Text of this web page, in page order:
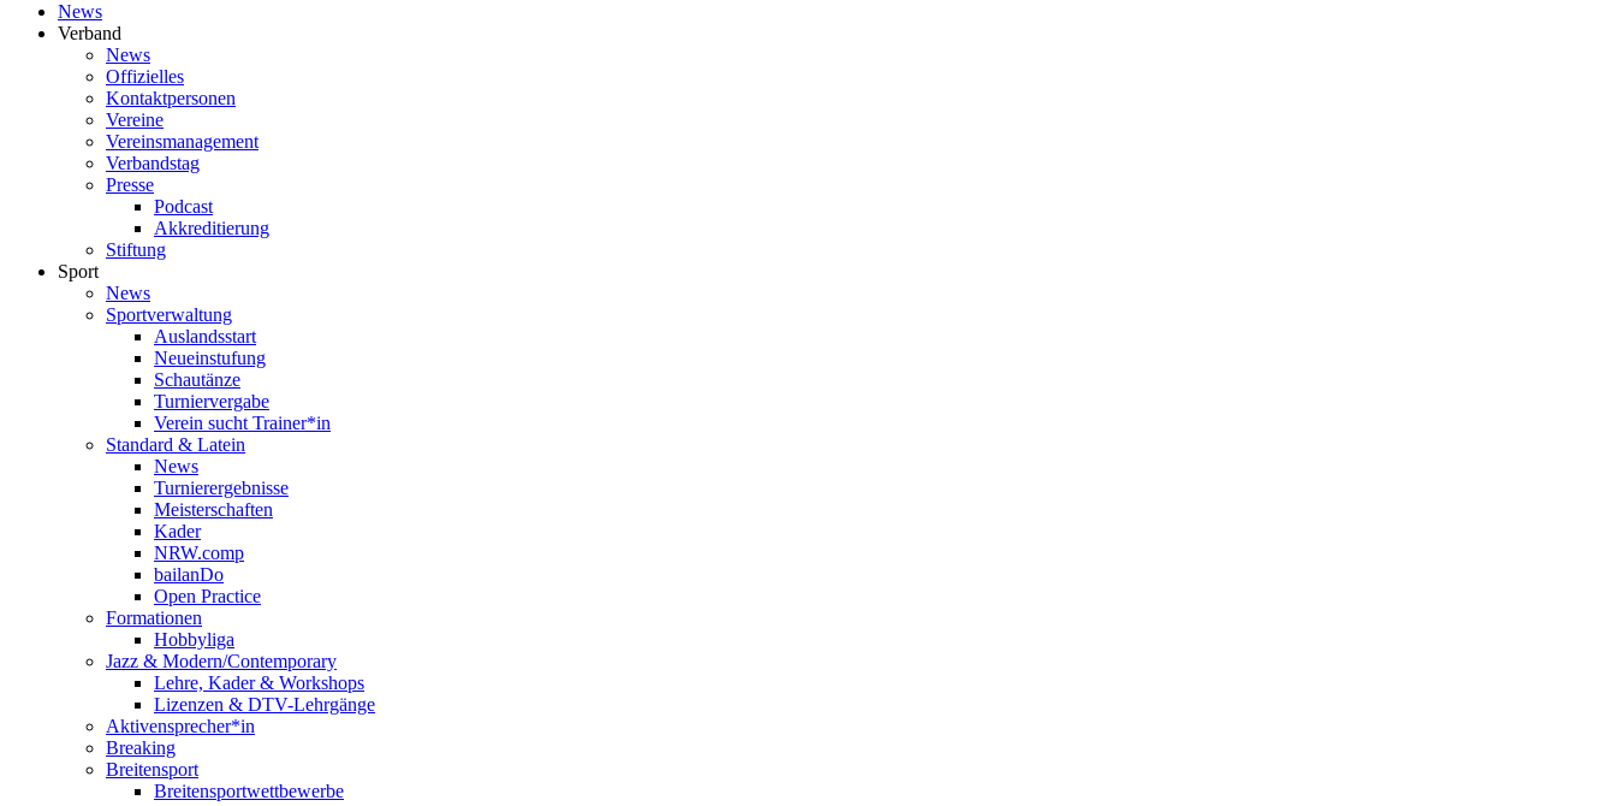
News
Verband
News
Offizielles
Kontaktpersonen
Vereine
Vereinsmanagement
Verbandstag
Presse
Podcast
Akkreditierung
Stiftung
Sport
News
Sportverwaltung
Auslandsstart
Neueinstufung
Schautänze
Turniervergabe
Verein sucht Trainer*in
Standard & Latein
News
Turnierergebnisse
Meisterschaften
Kader
NRW.comp
bailanDo
Open Practice
Formationen
Hobbyliga
Jazz & Modern/Contemporary
Lehre, Kader & Workshops
Lizenzen & DTV-Lehrgänge
Aktivensprecher*in
Breaking
Breitensport
Breitensportwettbewerbe